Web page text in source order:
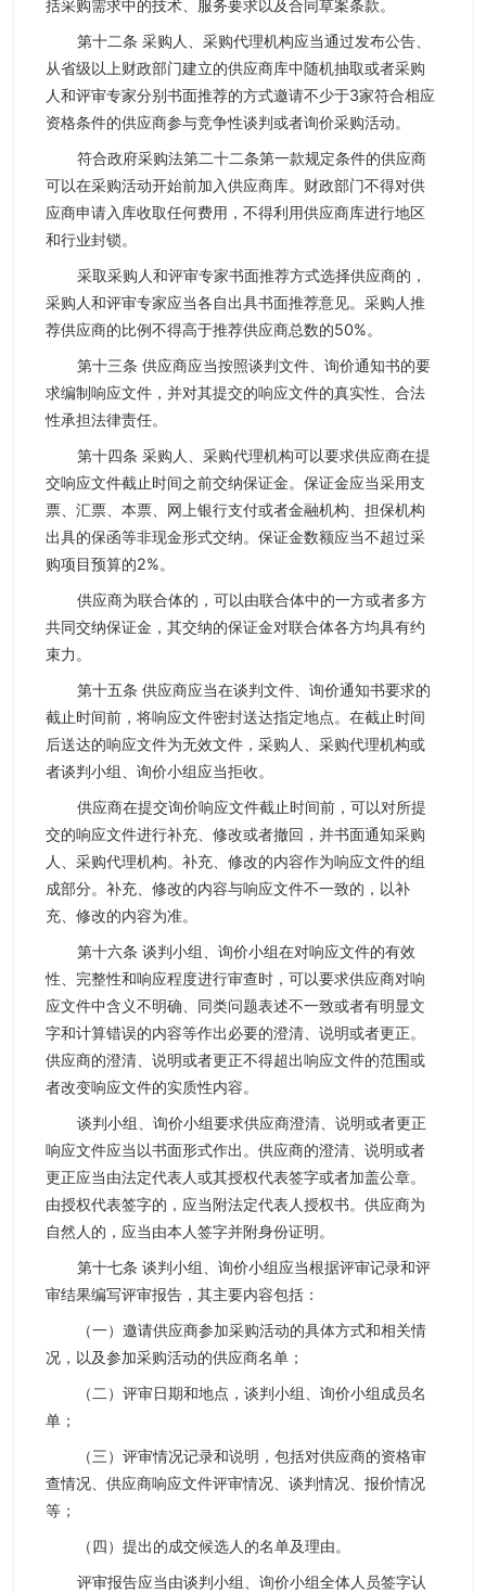
括采购需求中的技术、服务要求以及合同草案条款。
第十二条 采购人、采购代理机构应当通过发布公告、
从省级以上财政部门建立的供应商库中随机抽取或者采购
人和评审专家分别书面推荐的方式邀请不少于3家符合相应
资格条件的供应商参与竞争性谈判或者询价采购活动。
符合政府采购法第二十二条第一款规定条件的供应商
可以在采购活动开始前加入供应商库。财政部门不得对供
应商申请入库收取任何费用，不得利用供应商库进行地区
和行业封锁。
采取采购人和评审专家书面推荐方式选择供应商的，
采购人和评审专家应当各自出具书面推荐意见。采购人推
荐供应商的比例不得高于推荐供应商总数的50%。
第十三条 供应商应当按照谈判文件、询价通知书的要
求编制响应文件，并对其提交的响应文件的真实性、合法
性承担法律责任。
第十四条 采购人、采购代理机构可以要求供应商在提
交响应文件截止时间之前交纳保证金。保证金应当采用支
票、汇票、本票、网上银行支付或者金融机构、担保机构
出具的保函等非现金形式交纳。保证金数额应当不超过采
购项目预算的2%。
供应商为联合体的，可以由联合体中的一方或者多方
共同交纳保证金，其交纳的保证金对联合体各方均具有约
束力。
第十五条 供应商应当在谈判文件、询价通知书要求的
截止时间前，将响应文件密封送达指定地点。在截止时间
后送达的响应文件为无效文件，采购人、采购代理机构或
者谈判小组、询价小组应当拒收。
供应商在提交询价响应文件截止时间前，可以对所提
交的响应文件进行补充、修改或者撤回，并书面通知采购
人、采购代理机构。补充、修改的内容作为响应文件的组
成部分。补充、修改的内容与响应文件不一致的，以补
充、修改的内容为准。
第十六条 谈判小组、询价小组在对响应文件的有效
性、完整性和响应程度进行审查时，可以要求供应商对响
应文件中含义不明确、同类问题表述不一致或者有明显文
字和计算错误的内容等作出必要的澄清、说明或者更正。
供应商的澄清、说明或者更正不得超出响应文件的范围或
者改变响应文件的实质性内容。
谈判小组、询价小组要求供应商澄清、说明或者更正
响应文件应当以书面形式作出。供应商的澄清、说明或者
更正应当由法定代表人或其授权代表签字或者加盖公章。
由授权代表签字的，应当附法定代表人授权书。供应商为
自然人的，应当由本人签字并附身份证明。
第十七条 谈判小组、询价小组应当根据评审记录和评
审结果编写评审报告，其主要内容包括：
（一）邀请供应商参加采购活动的具体方式和相关情
况，以及参加采购活动的供应商名单；
（二）评审日期和地点，谈判小组、询价小组成员名
单；
（三）评审情况记录和说明，包括对供应商的资格审
查情况、供应商响应文件评审情况、谈判情况、报价情况
等；
（四）提出的成交候选人的名单及理由。
评审报告应当由谈判小组、询价小组全体人员签字认